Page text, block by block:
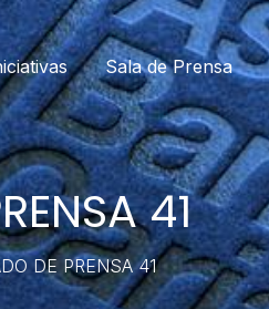
Sala de Prensa
41
DE PRENSA 41